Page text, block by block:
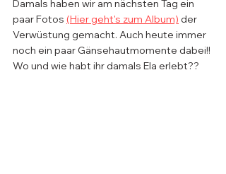
Damals haben wir am nächsten Tag ein
paar Fotos (Hier geht's zum Album) der
Verwüstung gemacht. Auch heute immer
noch ein paar Gänsehautmomente dabei!!
Wo und wie habt ihr damals Ela erlebt??